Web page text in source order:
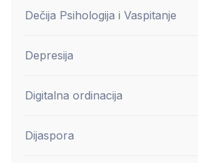
Dečija Psihologija i Vaspitanje
Depresija
Digitalna ordinacija
Dijaspora